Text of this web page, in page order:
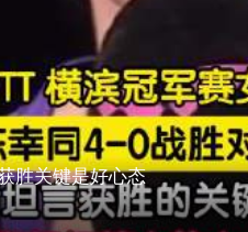
胜关键是好心态